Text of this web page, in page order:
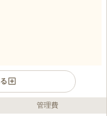
管理費